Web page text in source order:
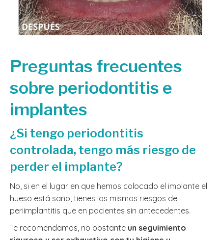
Preguntas frecuentes
sobre periodontitis e
implantes
¿Si tengo periodontitis
controlada, tengo más riesgo de
perder el implante?
No, si en el lugar en que hemos colocado el implante el
hueso está sano, tienes los mismos riesgos de
periimplantitis que en pacientes sin antecedentes.
Te recomendamos, no obstante un seguimiento